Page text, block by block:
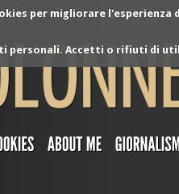
per migliorare
personali. Accetti o rifiuti di